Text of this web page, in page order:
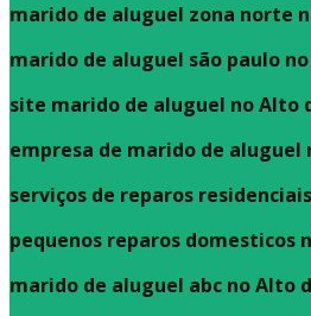
marido de aluguel zona norte
marido de aluguel são paulo
site marido de aluguel no Alto
empresa de marido de aluguel
serviços de reparos
pequenos reparos domesticos
marido de aluguel abc no Alto